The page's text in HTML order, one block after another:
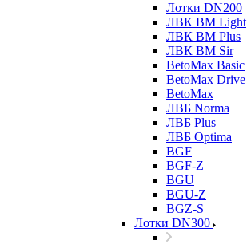
Лотки DN200
ЛВК ВМ Light
ЛВК ВМ Plus
ЛВК ВМ Sir
BetoMax Basic
BetoMax Drive
BetoMax
ЛВБ Norma
ЛВБ Plus
ЛВБ Optima
BGF
BGF-Z
BGU
BGU-Z
BGZ-S
Лотки DN300